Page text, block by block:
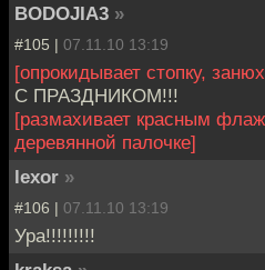
BODOJIA3 »
#105 | 07.11.10 13:19
[опрокидывает стопку,
С ПРАЗДНИКОМ!!!
[размахивает красным
деревянной палочке]
lexor »
#106 | 07.11.10 13:19
Ура!!!!!!!!!